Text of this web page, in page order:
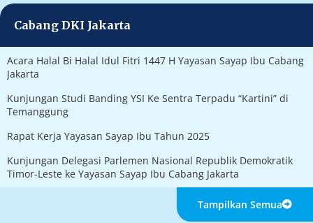
Cabang DKI Jakarta
Acara Halal Bi Halal Idul Fitri 1447 H Yayasan Sayap Ibu Cabang
Jakarta
Kunjungan Studi Banding YSI Ke Sentra Terpadu “Kartini” di
Temanggung
Rapat Kerja Yayasan Sayap Ibu Tahun 2025
Kunjungan Delegasi Parlemen Nasional Republik Demokratik
Timor-Leste ke Yayasan Sayap Ibu Cabang Jakarta
Tampilkan Semua